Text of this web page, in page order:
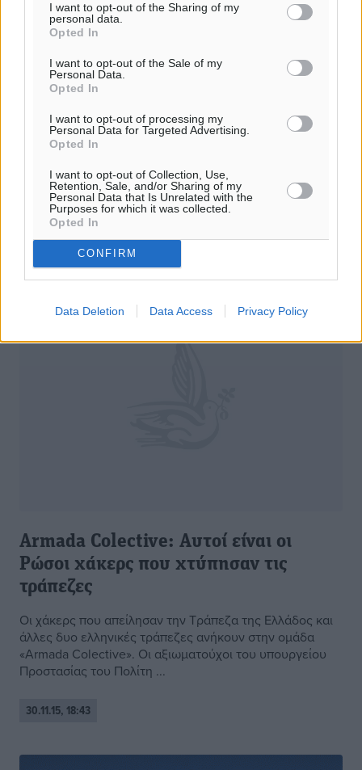
I want to opt-out of the Sharing of my
personal data.
Opted In
I want to opt-out of the Sale of my
Personal Data.
Opted In
I want to opt-out of processing my
Personal Data for Targeted Advertising.
Opted In
I want to opt-out of Collection, Use,
Retention, Sale, and/or Sharing of my
Personal Data that Is Unrelated with the
Purposes for which it was collected.
Opted In
CONFIRM
Data Deletion Data Access Privacy Policy
Η Ελλάδα κορυφαία επιλογή για τους
Το θέμα της Visa έχει σημαντικό ρόλο στην προσέλκυση
Ρώσων τουριστών Η κρίση που ξέσπασε στις σχέσεις
Ρωσίας-Τουρκίας, μετά την κατάρριψη του ρωσικού
μαχητικού από την ...
30.11.15, 18:46
Armada Colective: Αυτοί είναι οι
Ρώσοι χάκερς που χτύπησαν τις
τράπεζες
Οι χάκερς που απείλησαν την Τράπεζα της Ελλάδος και
άλλες δυο ελληνικές τράπεζες ανήκουν στην ομάδα
«Armada Colective». Οι αξιωματούχοι του υπουργείου
Προστασίας του Πολίτη ...
30.11.15, 18:43